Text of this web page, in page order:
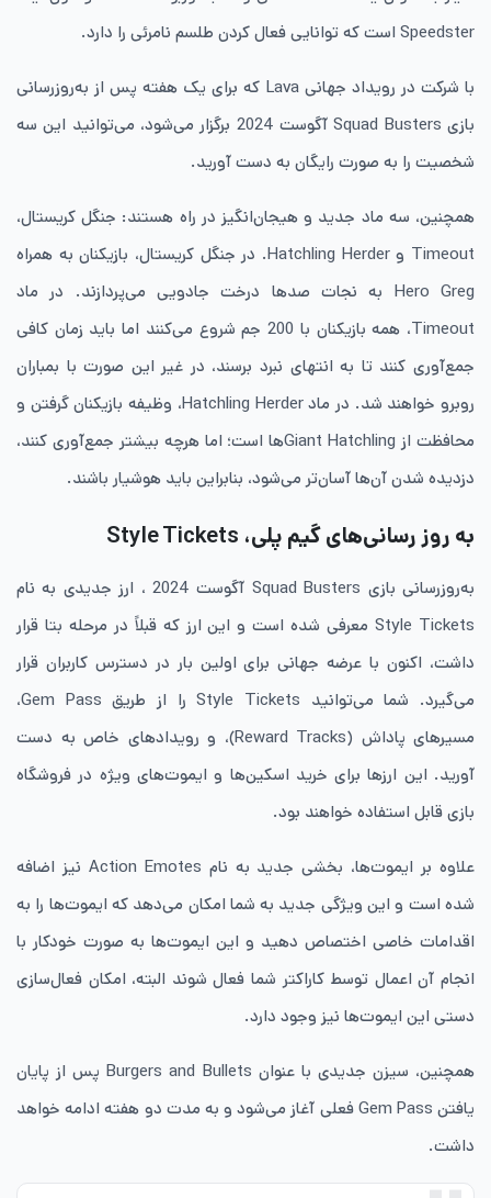
Speedster است که توانایی فعال کردن طلسم نامرئی را دارد.
با شرکت در رویداد جهانی Lava که برای یک هفته پس از به‌روزرسانی
بازی Squad Busters آگوست 2024 برگزار می‌شود، می‌توانید این سه
شخصیت را به صورت رایگان به دست آورید.
همچنین، سه ماد جدید و هیجان‌انگیز در راه هستند: جنگل کریستال،
Timeout و Hatchling Herder. در جنگل کریستال، بازیکنان به همراه
Hero Greg به نجات صدها درخت جادویی می‌پردازند. در ماد
Timeout، همه بازیکنان با 200 جم شروع می‌کنند اما باید زمان کافی
جمع‌آوری کنند تا به انتهای نبرد برسند، در غیر این صورت با بمباران
روبرو خواهند شد. در ماد Hatchling Herder، وظیفه بازیکنان گرفتن و
محافظت از Giant Hatchling‌ها است؛ اما هرچه بیشتر جمع‌آوری کنند،
دزدیده شدن آن‌ها آسان‌تر می‌شود، بنابراین باید هوشیار باشند.
به روز رسانی‌های گیم پلی، Style Tickets
به‌روزرسانی بازی Squad Busters آگوست 2024 ، ارز جدیدی به نام
Style Tickets معرفی شده است و این ارز که قبلاً در مرحله بتا قرار
داشت، اکنون با عرضه جهانی برای اولین بار در دسترس کاربران قرار
می‌گیرد. شما می‌توانید Style Tickets را از طریق Gem Pass،
مسیرهای پاداش (Reward Tracks)، و رویدادهای خاص به دست
آورید. این ارزها برای خرید اسکین‌ها و ایموت‌های ویژه در فروشگاه
بازی قابل استفاده خواهند بود.
علاوه بر ایموت‌ها، بخشی جدید به نام Action Emotes نیز اضافه
شده است و این ویژگی جدید به شما امکان می‌دهد که ایموت‌ها را به
اقدامات خاصی اختصاص دهید و این ایموت‌ها به صورت خودکار با
انجام آن اعمال توسط کاراکتر شما فعال شوند البته، امکان فعال‌سازی
دستی این ایموت‌ها نیز وجود دارد.
همچنین، سیزن جدیدی با عنوان Burgers and Bullets پس از پایان
یافتن Gem Pass فعلی آغاز می‌شود و به مدت دو هفته ادامه خواهد
داشت.